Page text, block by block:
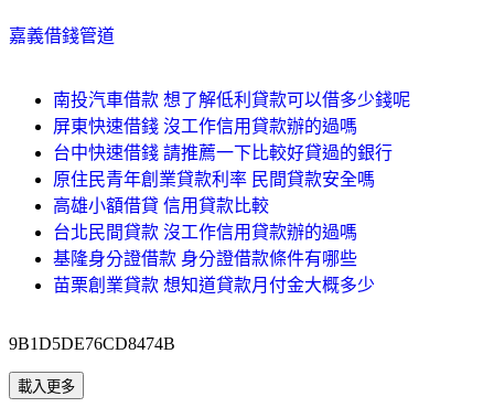
嘉義借錢管道
南投汽車借款 想了解低利貸款可以借多少錢呢
屏東快速借錢 沒工作信用貸款辦的過嗎
台中快速借錢 請推薦一下比較好貸過的銀行
原住民青年創業貸款利率 民間貸款安全嗎
高雄小額借貸 信用貸款比較
台北民間貸款 沒工作信用貸款辦的過嗎
基隆身分證借款 身分證借款條件有哪些
苗栗創業貸款 想知道貸款月付金大概多少
9B1D5DE76CD8474B
載入更多